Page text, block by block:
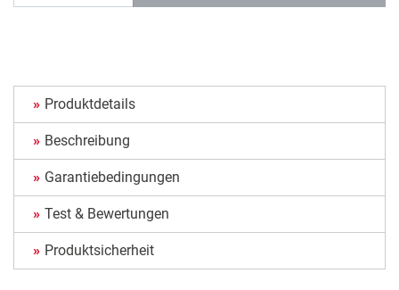
Produktdetails
Beschreibung
Garantiebedingungen
Test & Bewertungen
Produktsicherheit